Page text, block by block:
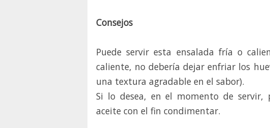
Consejos
Puede servir esta ensalada fría o
caliente, no debería dejar enfriar los
una textura agradable en el sabor).
Si lo desea, en el momento de
aceite con el fin condimentar.